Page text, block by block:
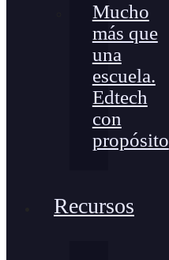
Mucho
más que
una
escuela.
Edtech
con
propósito
Recursos